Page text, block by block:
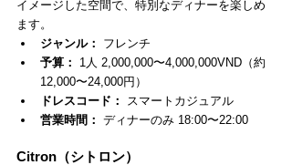
イメージした空間で、特別なディナーを楽しめ
ます。
ジャンル：
フレンチ
予算：
1人 2,000,000〜4,000,000VND（約
12,000〜24,000円）
ドレスコード：
スマートカジュアル
営業時間： ディナーのみ 18:00〜22:00
Citron（シトロン）